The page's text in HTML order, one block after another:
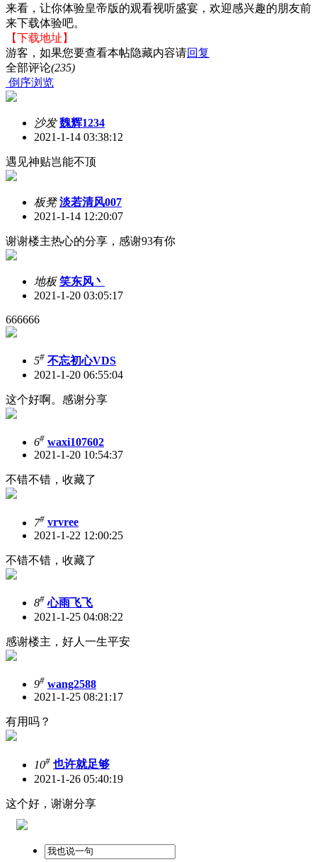
来看，让你体验皇帝版的观看视听盛宴，欢迎感兴趣的朋友前
来下载体验吧。
【下载地址】
游客，如果您要查看本帖隐藏内容请回复
全部评论(235)
倒序浏览
沙发 魏辉1234
2021-1-14 03:38:12
遇见神贴岂能不顶
板凳 淡若清风007
2021-1-14 12:20:07
谢谢楼主热心的分享，感谢93有你
地板 笑东风丶
2021-1-20 03:05:17
666666
5# 不忘初心VDS
2021-1-20 06:55:04
这个好啊。感谢分享
6# waxi107602
2021-1-20 10:54:37
不错不错，收藏了
7# vrvree
2021-1-22 12:00:25
不错不错，收藏了
8# 心雨飞飞
2021-1-25 04:08:22
感谢楼主，好人一生平安
9# wang2588
2021-1-25 08:21:17
有用吗？
10# 也许就足够
2021-1-26 05:40:19
这个好，谢谢分享